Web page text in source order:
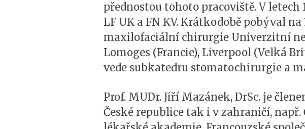
přednostou tohoto pracoviště. V letech
LF UK a FN KV. Krátkodobě pobýval
maxilofaciální chirurgie Univerzitní
Lomoges (Francie), Liverpool (Velká
vede subkatedru stomatochirurgie a
Prof. MUDr. Jiří Mazánek, DrSc. je
České republice tak i v zahraničí, např.